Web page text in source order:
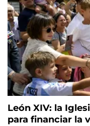
León XIV: la
para financiar la